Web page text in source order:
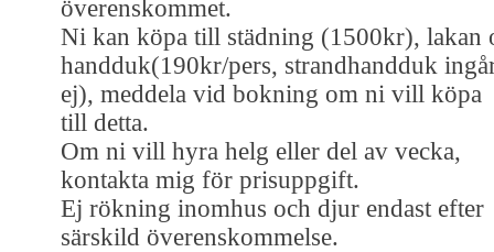
överenskommet.
Ni kan köpa till städning (1500kr), lakan
handduk(190kr/pers, strandhandduk
ej), meddela vid bokning om ni vill köpa
till detta.
Om ni vill hyra helg eller del av vecka,
kontakta mig för prisuppgift.
Ej rökning inomhus och djur endast efter
särskild överenskommelse.